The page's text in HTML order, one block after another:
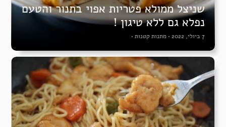
שניצל ממולא פטריות אפוי בתנור והטעם
נפלא גם ללא טיגון !
7 ביולי, 2022 • מתנות קטנות •